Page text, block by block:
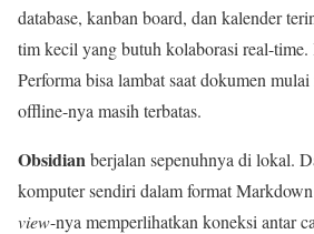
database, kanban board, dan kalender
tim kecil yang butuh kolaborasi real-
Performa bisa lambat saat dokumen
offline-nya masih terbatas.
Obsidianberjalan sepenuhnya di lokal.
komputer sendiri dalam format
view-nya memperlihatkan koneksi antar